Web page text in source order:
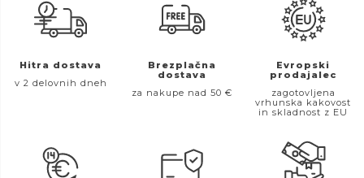
Hitra dostava
v 2 delovnih dneh
Brezplačna
dostava
za nakupe nad 50 €
Evropski
prodajalec
zagotovljena
vrhunska kakovost
in skladnost z EU